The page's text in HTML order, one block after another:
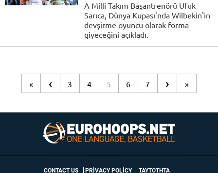
A Milli Takım Başantrenörü Ufuk
Sarıca, Dünya Kupası'nda Wilbekin'in
devşirme oyuncu olarak forma
giyeceğini açıkladı.
« ‹ 3 4 5 6 7 › »
CONTACT US PRIVACY POLICY ΤΑΥΤΟΤΗΤΑ